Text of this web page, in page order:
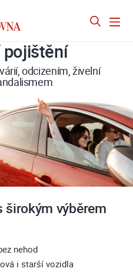
pojištění
odcizením, živelní
širokým výběrem
nehod
i starší vozidla